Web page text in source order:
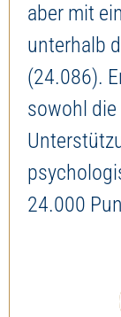
aber mit
unterhalb
(24.086).
sowohl
24.000